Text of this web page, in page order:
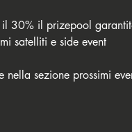
30% il prizepool
satelliti e side event
sezione prossimi